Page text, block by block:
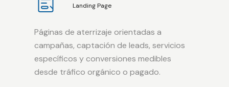
Landing Page
Páginas de aterrizaje orientadas a
campañas, captación de leads, servicios
específicos y conversiones medibles
desde tráfico orgánico o pagado.